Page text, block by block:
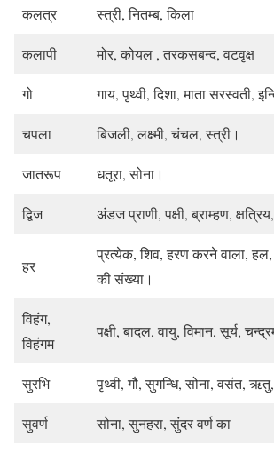
कलत्र स्त्री, नितम्ब, किला
कलापी मोर, कोयल , तरकसबन्द, वटवृक्ष
गो गाय, पृथ्वी, दिशा, माता सरस्वती,
चपला बिजली, लक्ष्मी, चंचल, स्त्री।
जातरूप धतूरा, सोना।
द्विज अंडज प्राणी, पक्षी, ब्राम्हण,
हर
प्रत्येक, शिव, हरण करने वाला,
की संख्या।
विहंग,
विहंगम
पक्षी, बादल, वायु, विमान, सूर्य,
सुरभि पृथ्वी, गौ, सुगन्धि, सोना, वसंत,
सुवर्ण सोना, सुनहरा, सुंदर वर्ण का